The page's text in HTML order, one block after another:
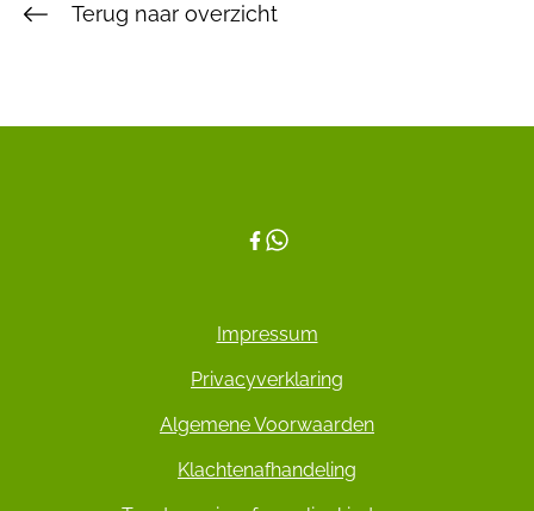
Terug naar overzicht
Impressum
Privacyverklaring
Algemene Voorwaarden
Klachtenafhandeling